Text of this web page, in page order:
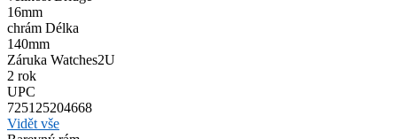
16mm
chrám Délka
140mm
Záruka Watches2U
2 rok
UPC
725125204668
Vidět vše